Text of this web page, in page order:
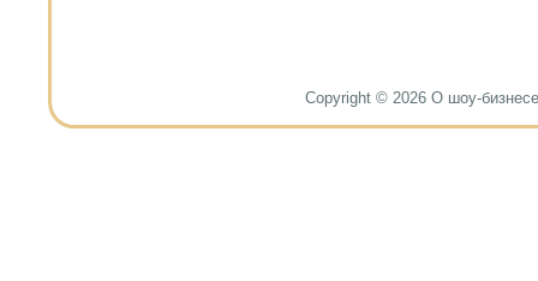
Copyright © 2026 О шоу-